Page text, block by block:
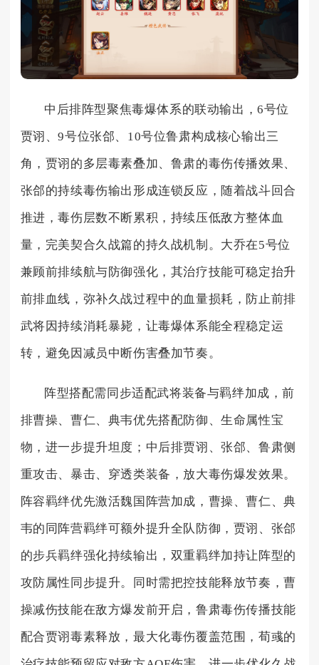
中后排阵型聚焦毒爆体系的联动输出，6号位
贾诩、9号位张郃、10号位鲁肃构成核心输出三
角，贾诩的多层毒素叠加、鲁肃的毒伤传播效果、
张郃的持续毒伤输出形成连锁反应，随着战斗回合
推进，毒伤层数不断累积，持续压低敌方整体血
量，完美契合久战篇的持久战机制。大乔在5号位
兼顾前排续航与防御强化，其治疗技能可稳定抬升
前排血线，弥补久战过程中的血量损耗，防止前排
武将因持续消耗暴毙，让毒爆体系能全程稳定运
转，避免因减员中断伤害叠加节奏。
阵型搭配需同步适配武将装备与羁绊加成，前
排曹操、曹仁、典韦优先搭配防御、生命属性宝
物，进一步提升坦度；中后排贾诩、张郃、鲁肃侧
重攻击、暴击、穿透类装备，放大毒伤爆发效果。
阵容羁绊优先激活魏国阵营加成，曹操、曹仁、典
韦的同阵营羁绊可额外提升全队防御，贾诩、张郃
的步兵羁绊强化持续输出，双重羁绊加持让阵型的
攻防属性同步提升。同时需把控技能释放节奏，曹
操减伤技能在敌方爆发前开启，鲁肃毒伤传播技能
配合贾诩毒素释放，最大化毒伤覆盖范围，荀彧的